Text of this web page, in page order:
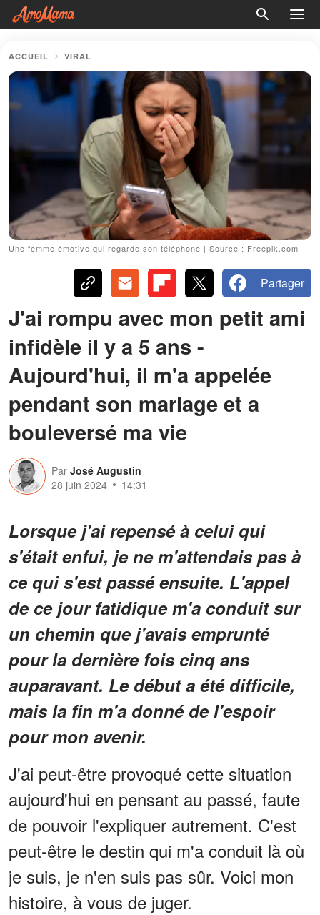
ACCUEIL VIRAL
Une femme émotive qui regarde son téléphone | Source : Freepik.com
Partager
J'ai rompu avec mon petit ami
infidèle il y a 5 ans -
Aujourd'hui, il m'a appelée
pendant son mariage et a
bouleversé ma vie
Par José Augustin
28 juin 2024
14:31
Lorsque j'ai repensé à celui qui
s'était enfui, je ne m'attendais pas à
ce qui s'est passé ensuite. L'appel
de ce jour fatidique m'a conduit sur
un chemin que j'avais emprunté
pour la dernière fois cinq ans
auparavant. Le début a été difficile,
mais la fin m'a donné de l'espoir
pour mon avenir.
J'ai peut-être provoqué cette situation
aujourd'hui en pensant au passé, faute
de pouvoir l'expliquer autrement. C'est
peut-être le destin qui m'a conduit là où
je suis, je n'en suis pas sûr. Voici mon
histoire, à vous de juger.